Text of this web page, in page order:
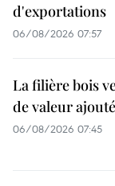
d'exportations
06/08/2026 07:57
La filière bois
de valeur
06/08/2026 07:45